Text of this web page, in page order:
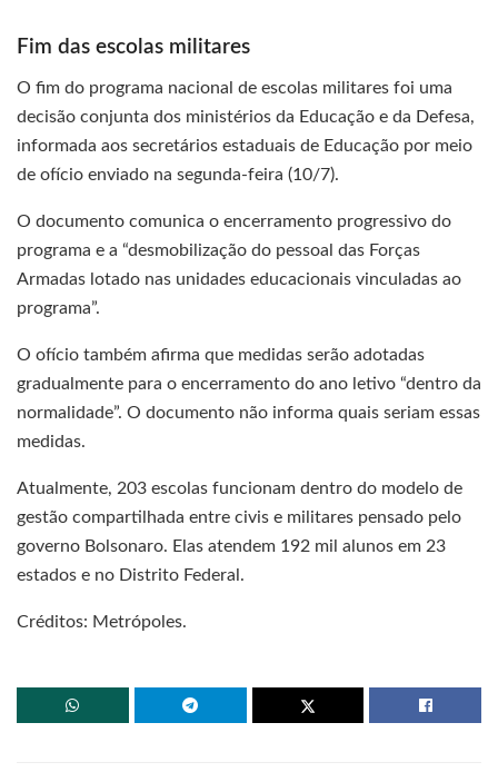
Fim das escolas militares
O fim do programa nacional de escolas militares foi uma
decisão conjunta dos ministérios da Educação e da Defesa,
informada aos secretários estaduais de Educação por meio
de ofício enviado na segunda-feira (10/7).
O documento comunica o encerramento progressivo do
programa e a “desmobilização do pessoal das Forças
Armadas lotado nas unidades educacionais vinculadas ao
programa”.
O ofício também afirma que medidas serão adotadas
gradualmente para o encerramento do ano letivo “dentro da
normalidade”. O documento não informa quais seriam essas
medidas.
Atualmente, 203 escolas funcionam dentro do modelo de
gestão compartilhada entre civis e militares pensado pelo
governo Bolsonaro. Elas atendem 192 mil alunos em 23
estados e no Distrito Federal.
Créditos: Metrópoles.